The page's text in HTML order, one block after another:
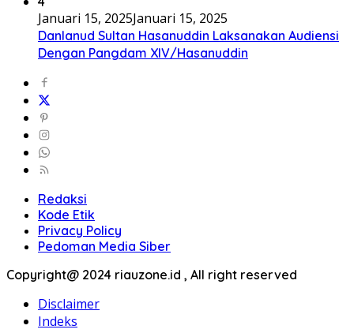
Januari 15, 2025Januari 15, 2025
Danlanud Sultan Hasanuddin Laksanakan Audiensi
Dengan Pangdam XIV/Hasanuddin
Redaksi
Kode Etik
Privacy Policy
Pedoman Media Siber
Copyright@ 2024 riauzone.id , All right reserved
Disclaimer
Indeks